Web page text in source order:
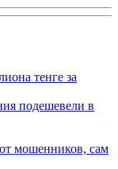
тенге за
подешевели в
мошенников, сам